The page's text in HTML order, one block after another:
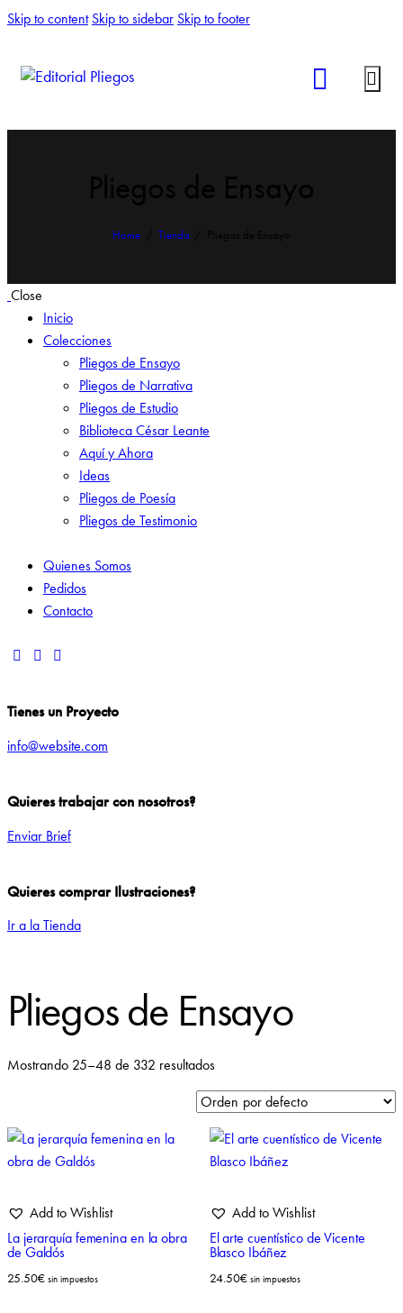
Skip to content Skip to sidebar Skip to footer
Home Tienda
Close
Inicio
Colecciones
Pliegos de Ensayo
Pliegos de Narrativa
Pliegos de Estudio
Biblioteca César Leante
Aquí y Ahora
Ideas
Pliegos de Poesía
Pliegos de Testimonio
Quienes Somos
Pedidos
Contacto
Tienes un Proyecto
info@website.com
Quieres trabajar con nosotros?
Enviar Brief
Quieres comprar Ilustraciones?
Ir a la Tienda
Pliegos de Ensayo
Mostrando 25–48 de 332 resultados
Add to Wishlist
La jerarquía femenina en la obra
de Galdós
25.50€ sin impuestos
Add to Wishlist
El arte cuentístico de Vicente
Blasco Ibáñez
24.50€ sin impuestos